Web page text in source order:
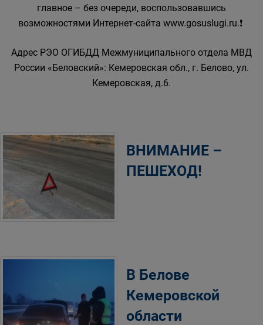
главное – без очереди, воспользовавшись
возможностями Интернет-сайта www.gosuslugi.ru.❗
Адрес РЭО ОГИБДД Межмуниципального отдела МВД
России «Беловский»: Кемеровская обл., г. Белово, ул.
Кемеровская, д.6.
ВНИМАНИЕ –
ПЕШЕХОД!
В Белове
Кемеровской
области